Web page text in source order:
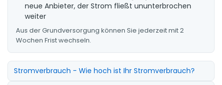
neue Anbieter, der Strom fließt ununterbrochen
weiter
Aus der Grundversorgung können Sie jederzeit mit 2
Wochen Frist wechseln.
Stromverbrauch - Wie hoch ist Ihr Stromverbrauch?